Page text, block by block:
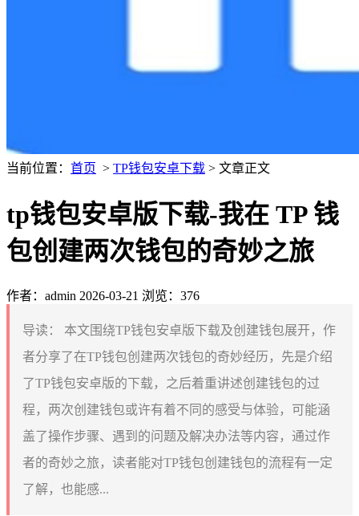
当前位置： 首页 > TP钱包安卓下载 > 文章正文
tp钱包安卓版下载-我在 TP 钱
包创建两次钱包的奇妙之旅
作者：admin 2026-03-21 浏览：376
导读：
本文围绕TP钱包安卓版下载及创建钱包展开，作
者分享了在TP钱包创建两次钱包的奇妙经历，先是介绍
了TP钱包安卓版的下载，之后着重讲述创建钱包的过
程，两次创建钱包或许有着不同的感受与体验，可能涵
盖了操作步骤、遇到的问题及解决办法等内容，通过作
者的奇妙之旅，读者能对TP钱包创建钱包的流程有一定
了解，也能感...